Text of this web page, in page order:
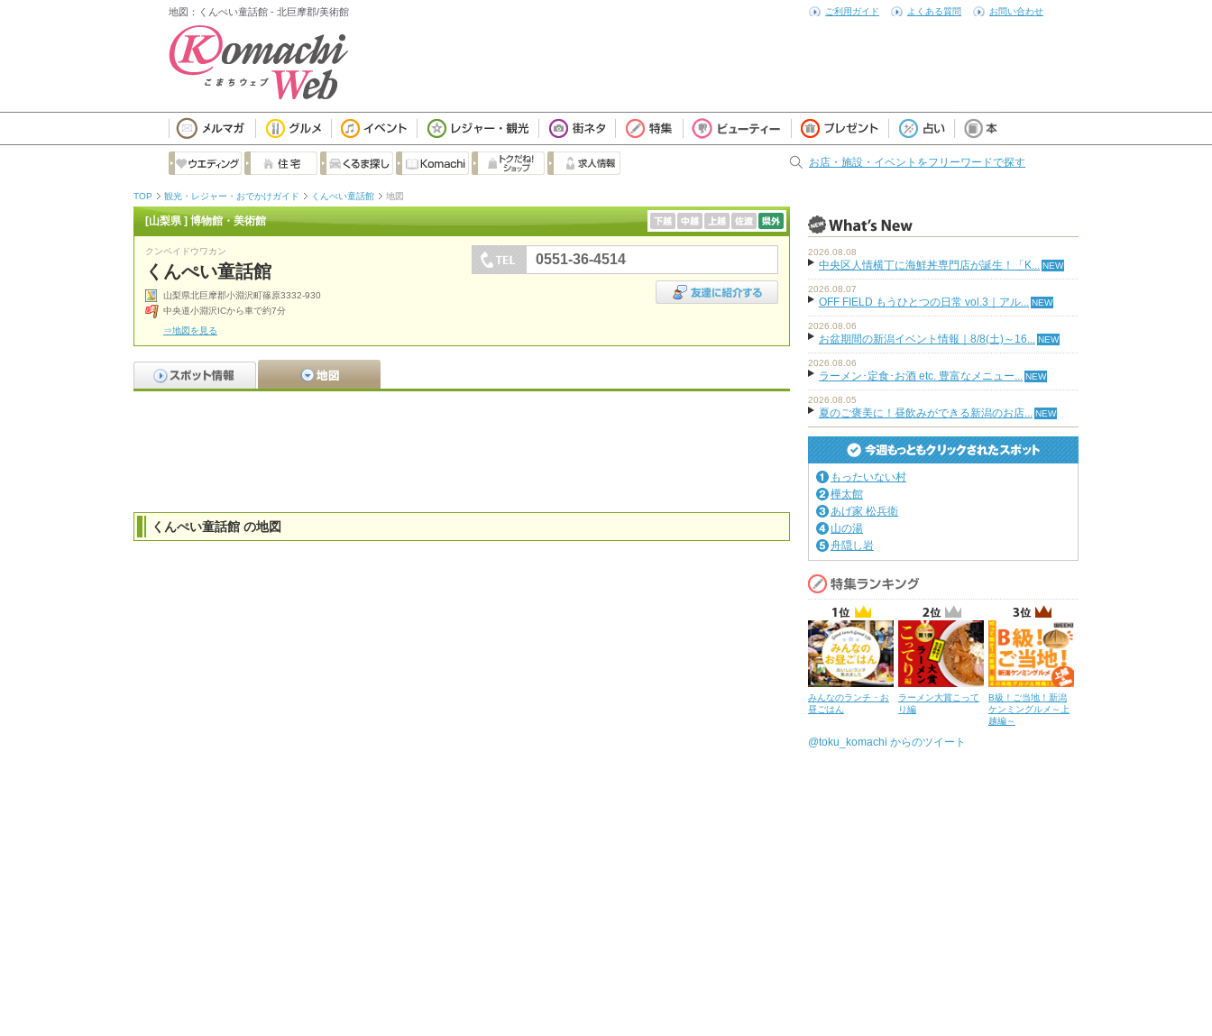
地図：くんぺい童話館 - 北巨摩郡/美術館 ご利用ガイド よくある質問 お問い合わせ
お店・施設・イベントをフリーワードで探す
TOP 観光・レジャー・おでかけガイド くんぺい童話館 地図
[山梨県 ] 博物館・美術館
クンペイドウワカン
くんぺい童話館
山梨県北巨摩郡小淵沢町篠原3332-930
中央道小淵沢ICから車で約7分
⇒地図を見る
0551-36-4514
くんぺい童話館 の地図
2026.08.08
中央区人情横丁に海鮮丼専門店が誕生！「K...
2026.08.07
OFF FIELD もうひとつの日常 vol.3｜アル...
2026.08.06
お盆期間の新潟イベント情報｜8/8(土)～16...
2026.08.06
ラーメン･定食･お酒 etc. 豊富なメニュー...
2026.08.05
夏のご褒美に！昼飲みができる新潟のお店...
もったいない村
樺太館
あげ家 松兵衛
山の湯
舟隠し岩
みんなのランチ・お
昼ごはん
ラーメン大賞こって
り編
B級！ご当地！新潟
ケンミングルメ～上
越編～
@toku_komachi からのツイート